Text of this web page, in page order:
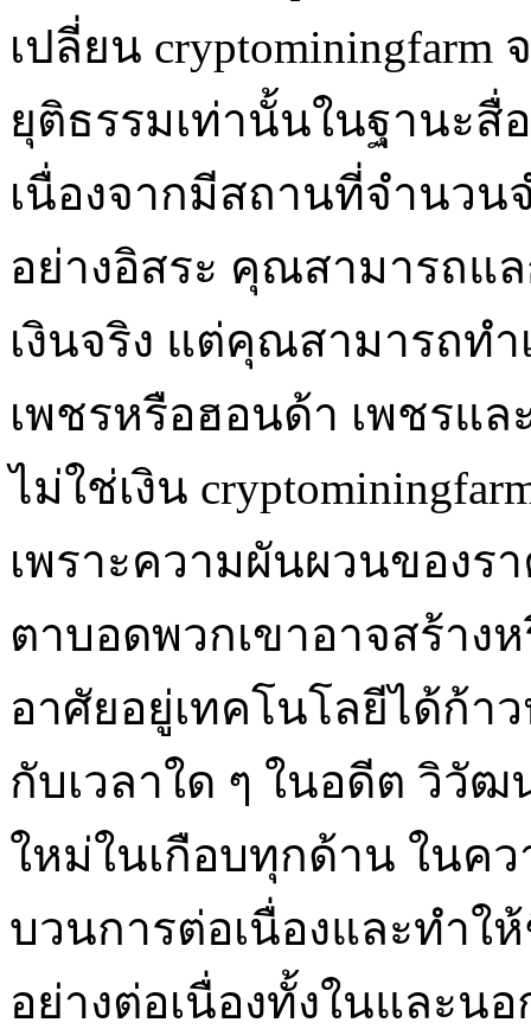
เปลี่ยน
ยุติธรรมเท่านั้นในฐานะสื่
เนื่องจากมีสถานที่จำนว
อย่างอิสระ คุณสามารถแ
เงินจริง แต่คุณสามารถท
เพชรหรือฮอนด้า เพชรแ
ไม่ใช่เงิน
เพราะความผันผวนของร
ตาบอดพวกเขาอาจสร้าง
อาศัยอยู่เทคโนโลยีได้ก้า
กับเวลาใด ๆ ในอดีต วิวั
ใหม่ในเกือบทุกด้าน ในค
บวนการต่อเนื่องและทำ
อย่างต่อเนื่องทั้งในและน